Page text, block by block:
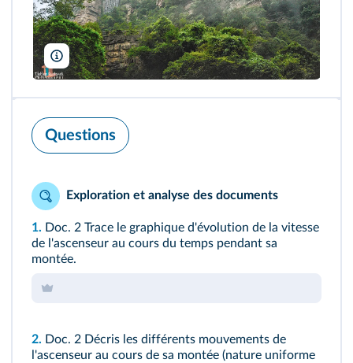
Colin Aitchison Bandleader/China Coast Jazzmen Ned Kelly's Last
Questions
Exploration et analyse des documents
1. Doc. 2 Trace le graphique d'évolution de la vitesse
de l'ascenseur au cours du temps pendant sa
montée.
2. Doc. 2 Décris les différents mouvements de
l'ascenseur au cours de sa montée (nature uniforme